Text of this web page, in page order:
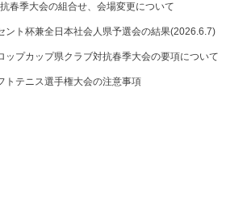
春季大会の組合せ、会場変更について
ント杯兼全日本社会人県予選会の結果(2026.6.7)
ップカップ県クラブ対抗春季大会の要項について
トテニス選手権大会の注意事項